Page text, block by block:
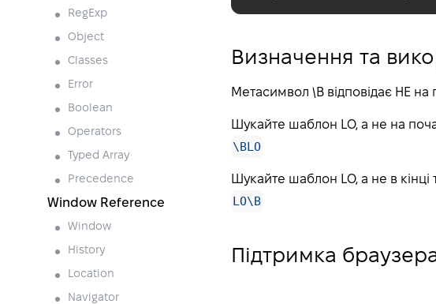
RegExp
Object
Classes
Error
Boolean
Operators
Typed Array
Precedence
Window Reference
Window
History
Location
Navigator
Визначення та
Метасимвол \B відповідає НЕ на
Шукайте шаблон LO, а не на
\BLO
Шукайте шаблон LO, а не в кінці
LO\B
Підтримка